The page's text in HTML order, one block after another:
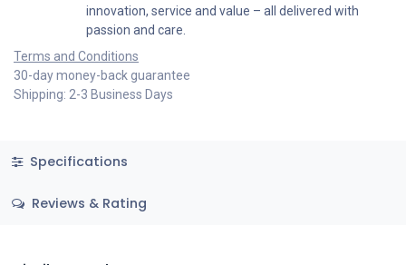
innovation, service and value – all delivered with
passion and care.
Terms and Conditions
30-day money-back guarantee
Shipping: 2-3 Business Days
Specifications
Reviews & Rating